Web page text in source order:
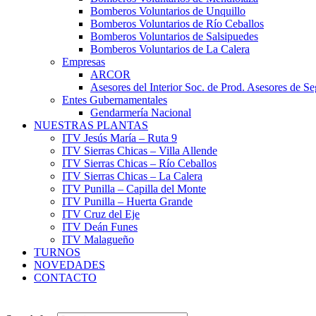
Bomberos Voluntarios de Unquillo
Bomberos Voluntarios de Río Ceballos
Bomberos Voluntarios de Salsipuedes
Bomberos Voluntarios de La Calera
Empresas
ARCOR
Asesores del Interior Soc. de Prod. Asesores de
Entes Gubernamentales
Gendarmería Nacional
NUESTRAS PLANTAS
ITV Jesús María – Ruta 9
ITV Sierras Chicas – Villa Allende
ITV Sierras Chicas – Río Ceballos
ITV Sierras Chicas – La Calera
ITV Punilla – Capilla del Monte
ITV Punilla – Huerta Grande
ITV Cruz del Eje
ITV Deán Funes
ITV Malagueño
TURNOS
NOVEDADES
CONTACTO